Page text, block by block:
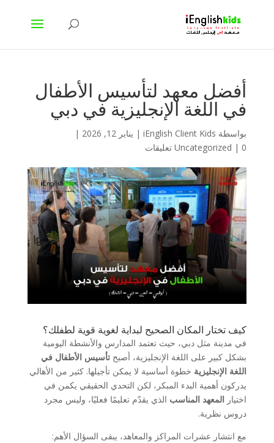
أفضل معهد لتأسيس الأطفال
في اللغة الإنجليزية في دبي
بواسطة iEnglish Client Kids
| يناير 12, 2026
|
Uncategorized | 0 تعليقات
كيف تختار المكان الصحيح لبداية لغوية قوية لطفلك؟
في مدينة مثل دبي، حيث تعتمد المدارس والأنشطة اليومية
بشكل كبير على اللغة الإنجليزية، أصبح تأسيس الأطفال في
اللغة الإنجليزية خطوة أساسية لا يمكن تأجيلها. كثير من الأهالي
يدركون أهمية البدء المبكر، لكن التحدي الحقيقي يكمن في
اختيار المعهد المناسب الذي يقدّم تعليمًا فعليًا، وليس مجرد
دروس نظرية.
مع انتشار عشرات المراكز والمعاهد، يبقى السؤال الأهم: